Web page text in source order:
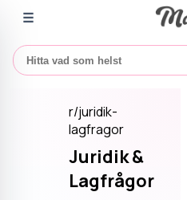
☰
r/juridik-
lagfragor
Juridik &
Lagfrågor